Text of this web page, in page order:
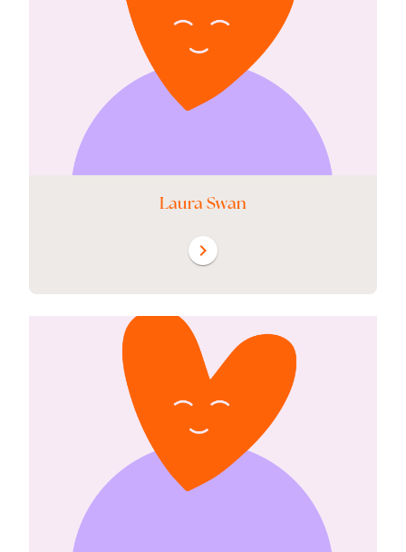
Laura Swan
chevron_right